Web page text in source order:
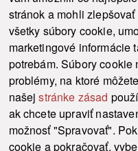
stránok a mohli
všetky súbory cookie,
marketingové informácie
potrebám. Súbory
problémy, na ktoré
našejstránke zásad
ak chcete upraviť
možnosť "Spravovať".
cookie a pokračovať,
© 2021-2026 ku.sk. Všetky práva
Vyhlásenie
This site is protected by reCAPTCHA